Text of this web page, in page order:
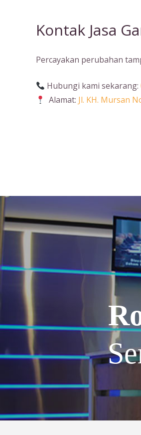
Kontak Jasa
Percayakan perubahan
Hubungi kami sekarang:
Alamat: Jl. KH. Mursan